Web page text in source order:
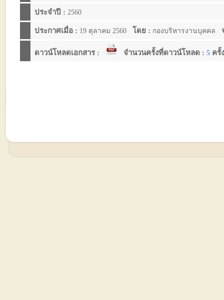
ประจำปี : 2560
ประกาศเมื่อ : 19 ตุลาคม 2560 โดย : กองบริหารงานบุคคล
ดาวน์โหลดเอกสาร : จำนวนครั้งที่ดาวน์โหลด : 5 ครั้ง